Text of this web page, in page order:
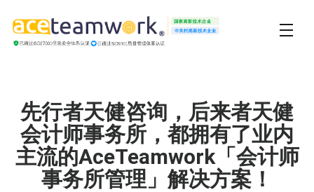
先行者天健咨询，后来者天健
会计师事务所，都拥有了业内
主流的AceTeamwork「会计师
事务所管理」解决方案！